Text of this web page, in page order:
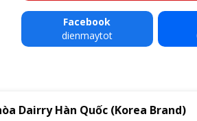
Facebook
dienmaytot
Dairry Hàn Quốc (Korea Brand)